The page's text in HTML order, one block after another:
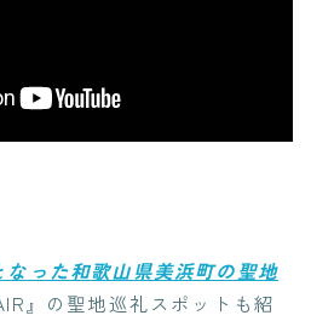
なった和歌山県美浜町の聖地
』の聖地巡礼スポットも紹